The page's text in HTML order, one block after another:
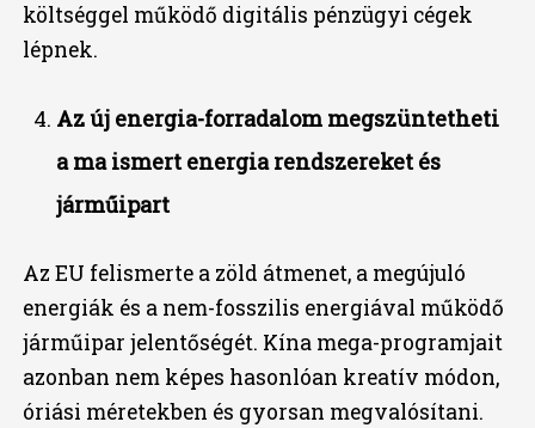
költséggel működő digitális pénzügyi cégek
lépnek.
Az új energia-forradalom megszüntetheti
a ma ismert energia rendszereket és
járműipart
Az EU felismerte a zöld átmenet, a megújuló
energiák és a nem-fosszilis energiával működő
járműipar jelentőségét. Kína mega-programjait
azonban nem képes hasonlóan kreatív módon,
óriási méretekben és gyorsan megvalósítani.